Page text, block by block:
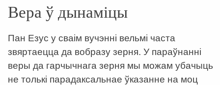
Вера ў дынаміцы
Пан Езус у сваім вучэнні вельмі часта
звяртаецца да вобразу зерня. У параўнанні
веры да гарчычнага зерня мы можам убачыць
не толькі парадаксальнае ўказанне на моц